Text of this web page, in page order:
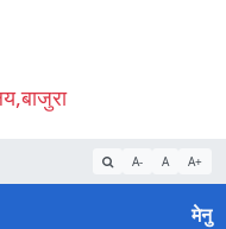
A- A A+
मेनु